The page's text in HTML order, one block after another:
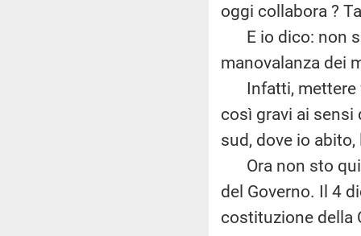
oggi collabora ?
E io dico: non
manovalanza dei
Infatti, mettere
così gravi ai sensi
sud, dove io
Ora non sto qui
del Governo. Il 4
costituzione della